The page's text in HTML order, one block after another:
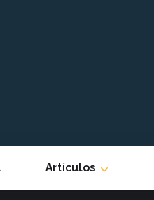
Artículos